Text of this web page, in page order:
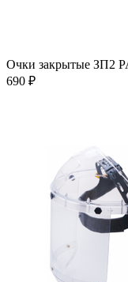
Очки закрытые ЗП2
690 ₽